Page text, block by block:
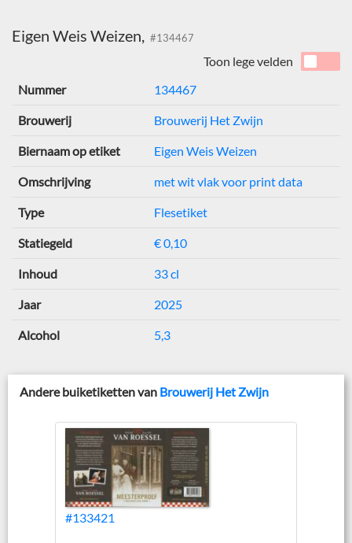
Eigen Weis Weizen, #134467
Toon lege velden
Nummer
134467
Brouwerij Brouwerij Het Zwijn
Biernaam op etiket Eigen Weis Weizen
Omschrijving met wit vlak voor print data
Type Flesetiket
Statiegeld € 0,10
Inhoud 33 cl
Jaar 2025
Alcohol 5,3
Andere buiketiketten van Brouwerij Het Zwijn
#133421